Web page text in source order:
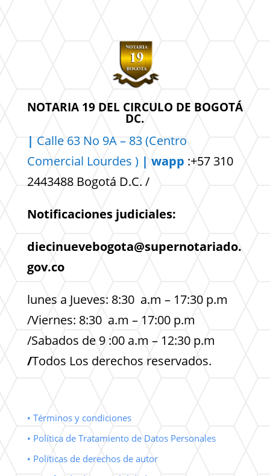
NOTARIA 19 DEL CIRCULO DE BOGOTÁ
DC.
| Calle 63 No 9A – 83 (Centro
Comercial Lourdes ) | wapp :+57 310
2443488 Bogotá D.C. /
Notificaciones judiciales:
diecinuevebogota@supernotariado.
gov.co
lunes a Jueves: 8:30 a.m – 17:30 p.m
/Viernes: 8:30 a.m – 17:00 p.m
/Sabados de 9 :00 a.m – 12:30 p.m
/Todos Los derechos reservados.
• Términos y condiciones
• Política de Tratamiento de Datos Personales
• Políticas de derechos de autor